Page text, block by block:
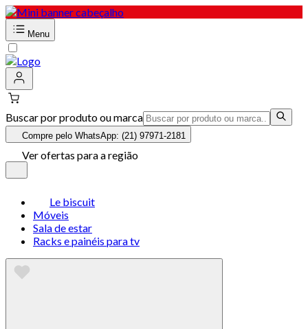
Menu
Buscar por produto ou marca
Compre pelo WhatsApp: (21) 97971-2181
Ver ofertas para a região
Le biscuit
Móveis
Sala de estar
Racks e painéis para tv